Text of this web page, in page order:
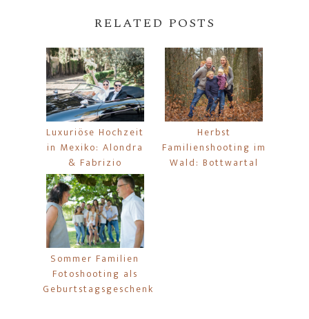
RELATED POSTS
Luxuriöse Hochzeit
in Mexiko: Alondra
& Fabrizio
Herbst
Familienshooting im
Wald: Bottwartal
Sommer Familien
Fotoshooting als
Geburtstagsgeschenk